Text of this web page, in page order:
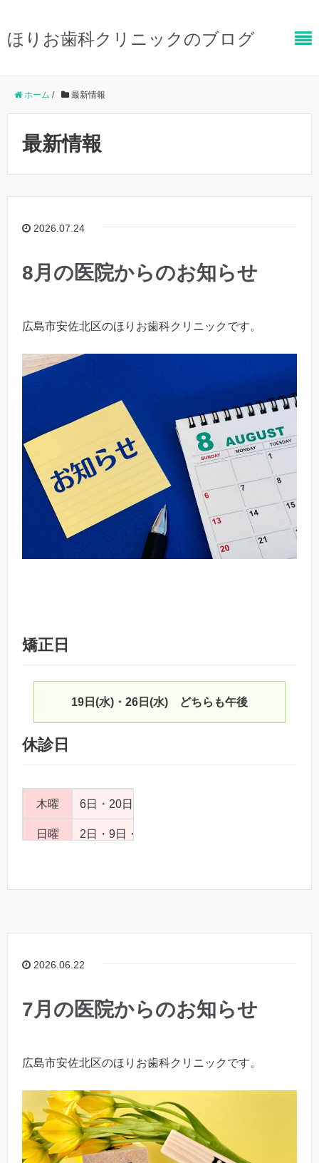
ほりお歯科クリニックのブログ
ホーム / 最新情報
最新情報
2026.07.24
8月の医院からのお知らせ
広島市安佐北区のほりお歯科クリニックです。
矯正日
19日(水)・26日(水) どちらも午後
休診日
木曜 6日・20日・27日
日曜 2日・9日・23日・30日
2026.06.22
7月の医院からのお知らせ
広島市安佐北区のほりお歯科クリニックです。